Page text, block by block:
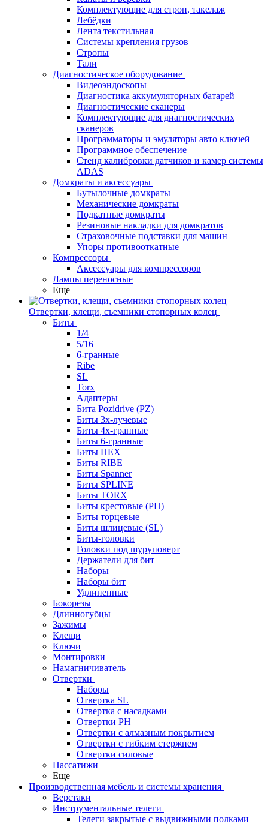
Комплектующие для строп, такелаж
Лебёдки
Лента текстильная
Системы крепления грузов
Стропы
Тали
Диагностическое оборудование
Видеоэндоскопы
Диагностика аккумуляторных батарей
Диагностические сканеры
Комплектующие для диагностических
сканеров
Программаторы и эмуляторы авто ключей
Программное обеспечение
Стенд калибровки датчиков и камер системы
ADAS
Домкраты и аксессуары
Бутылочные домкраты
Механические домкраты
Подкатные домкраты
Резиновые накладки для домкратов
Страховочные подставки для машин
Упоры противооткатные
Компрессоры
Аксессуары для компрессоров
Лампы переносные
Еще
Отвертки, клещи, съемники стопорных колец
Биты
1/4
5/16
6-гранные
Ribe
SL
Torx
Адаптеры
Бита Pozidrive (PZ)
Биты 3х-лучевые
Биты 4х-гранные
Биты 6-гранные
Биты HEX
Биты RIBE
Биты Spanner
Биты SPLINE
Биты TORX
Биты крестовые (PH)
Биты торцевые
Биты шлицевые (SL)
Биты-головки
Головки под шуруповерт
Держатели для бит
Наборы
Наборы бит
Удлиненные
Бокорезы
Длинногубцы
Зажимы
Клещи
Ключи
Монтировки
Намагничиватель
Отвертки
Наборы
Отвертка SL
Отвертка с насадками
Отвертки PH
Отвертки с алмазным покрытием
Отвертки с гибким стержнем
Отвертки силовые
Пассатижи
Еще
Производственная мебель и системы хранения
Верстаки
Инструментальные телеги
Телеги закрытые с выдвижными полками